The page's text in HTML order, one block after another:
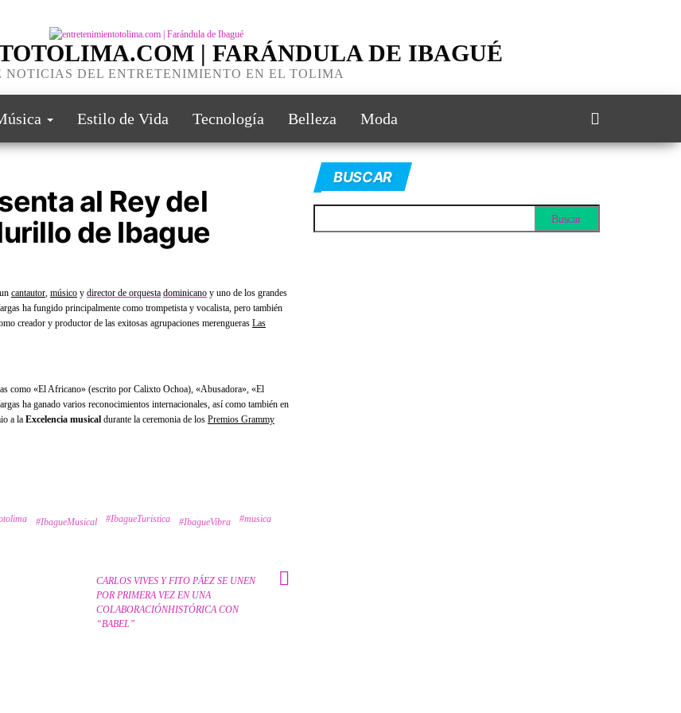
| FARÁNDULA DE IBAGUÉ
NOTICIAS DEL ENTRETENIMIENTO EN EL TOLIMA
Estilo de Vida Tecnología Belleza Moda
al Rey del
de Ibague
cantautor músico y director de orquesta dominicano y uno de los grandes
ha fungido principalmente como trompetista y vocalista, pero también
creador y productor de las exitosas agrupaciones merengueras Las
como «El Africano» (escrito por Calixto Ochoa), «Abusadora», «El
ha ganado varios reconocimientos internacionales, así como también en
a la Excelencia musical durante la ceremonia de los Premios Grammy
#IbagueMusical #IbagueTuristica #IbagueVibra
#musica
CARLOS VIVES Y FITO PÁEZ SE UNEN
POR PRIMERA VEZ EN UNA
COLABORACIÓNHISTÓRICA CON
“BABEL”
BUSCAR